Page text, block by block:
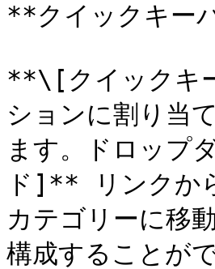
**クイックキー
**\[クイックキ
ションに割り当
ます。ドロップ
ド]** リンクか
カテゴリーに移
構成することが